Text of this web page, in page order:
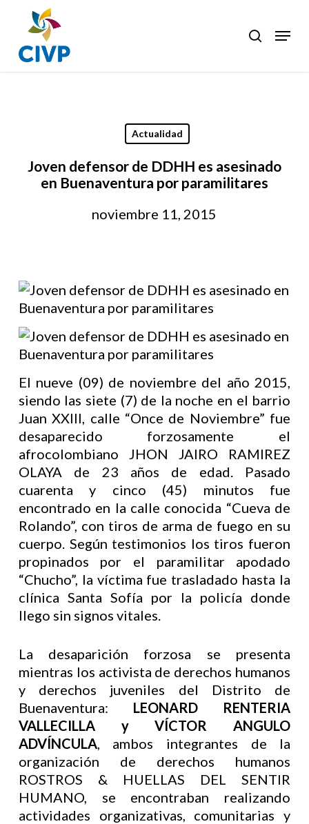
main
content
search
Menu
Actualidad
Joven defensor de DDHH es asesinado
en Buenaventura por paramilitares
noviembre 11, 2015
El nueve (09) de noviembre del año 2015,
siendo las siete (7) de la noche en el barrio
Juan XXIII, calle “Once de Noviembre” fue
desaparecido forzosamente el
afrocolombiano JHON JAIRO RAMIREZ
OLAYA de 23 años de edad. Pasado
cuarenta y cinco (45) minutos fue
encontrado en la calle conocida “Cueva de
Rolando”, con tiros de arma de fuego en su
cuerpo. Según testimonios los tiros fueron
propinados por el paramilitar apodado
“Chucho”, la víctima fue trasladado hasta la
clínica Santa Sofía por la policía donde
llego sin signos vitales.
La desaparición forzosa se presenta
mientras los activista de derechos humanos
y derechos juveniles del Distrito de
Buenaventura: LEONARD RENTERIA
VALLECILLA y VÍCTOR ANGULO
ADVÍNCULA, ambos integrantes de la
organización de derechos humanos
ROSTROS & HUELLAS DEL SENTIR
HUMANO, se encontraban realizando
actividades organizativas, comunitarias y
Close